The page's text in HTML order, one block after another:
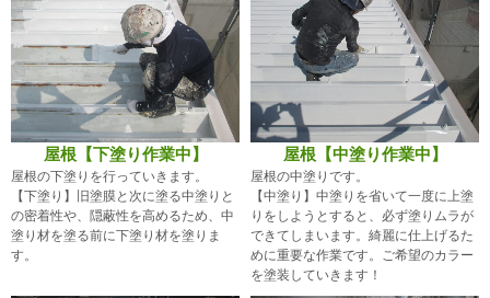
屋根【下塗り作業中】
屋根の下塗りを行っていきます。
【下塗り】旧塗膜と次に塗る中塗りと
の密着性や、隠蔽性を高めるため、中
塗り材を塗る前に下塗り材を塗りま
す。
屋根【中塗り作業中】
屋根の中塗りです。
【中塗り】中塗りを省いて一度に上塗
りをしようとすると、必ず塗りムラが
できてしまいます。綺麗に仕上げるた
めに重要な作業です。ご希望のカラー
を塗装していきます！